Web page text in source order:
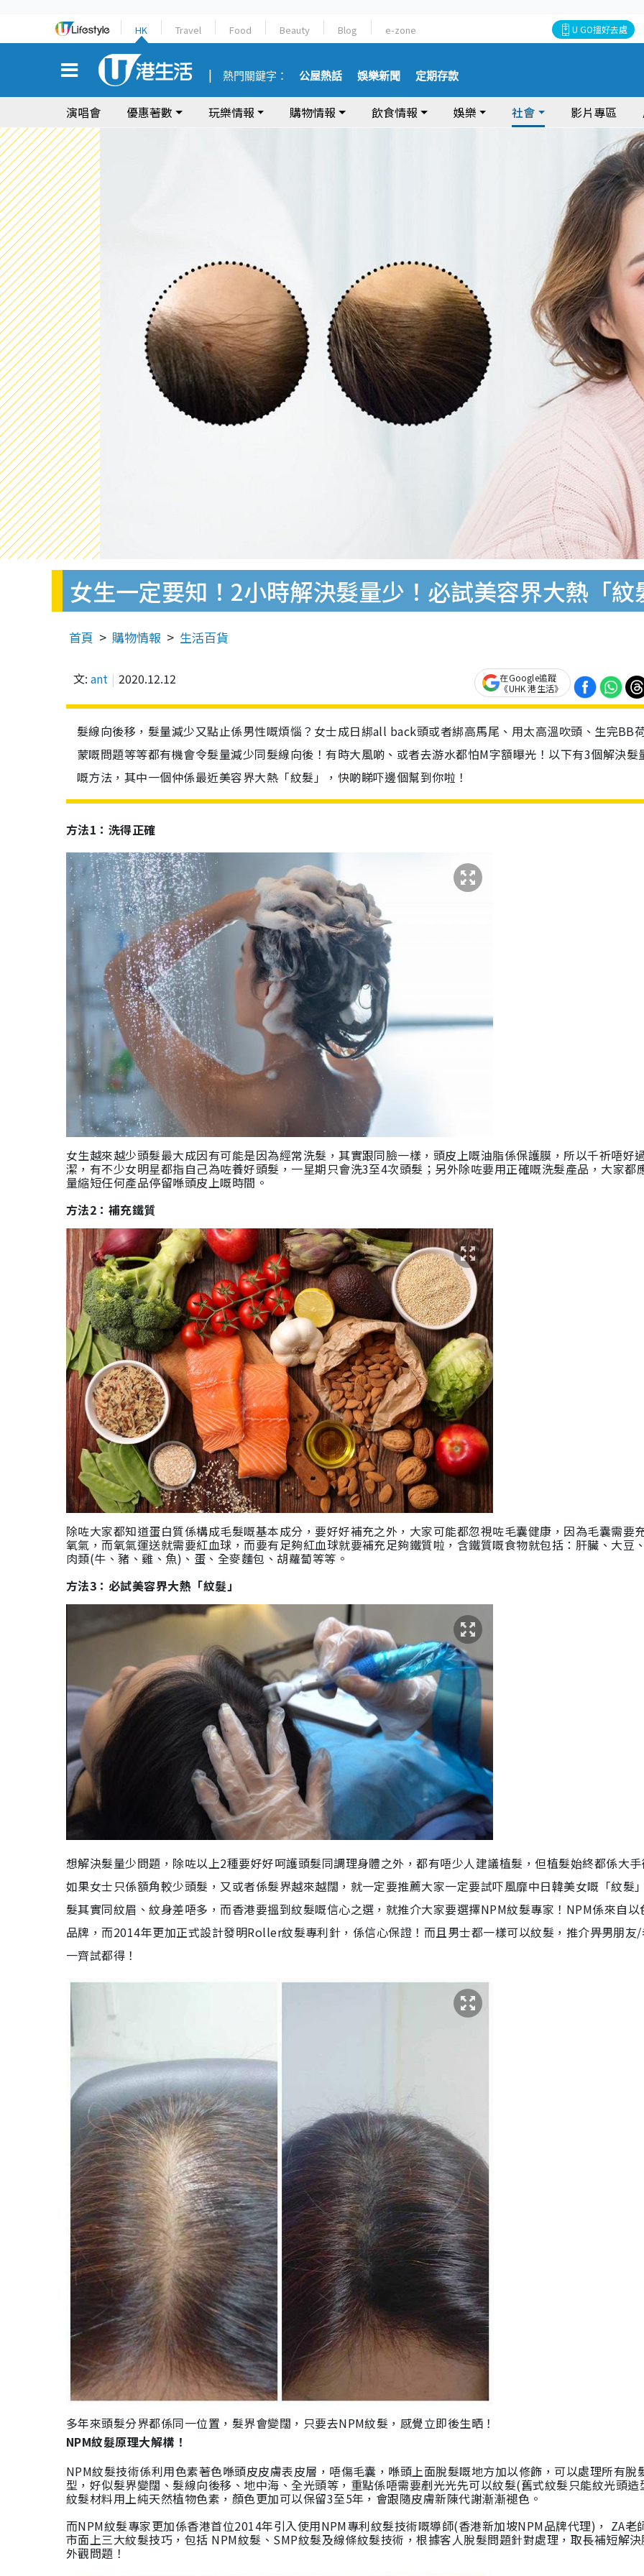
HK Travel Food Beauty Blog e-zone U GO搵好去處
熱門關鍵字： 公屋熱話 娛樂新聞 定期存款
演唱會 優惠著數 玩樂情報 購物情報 飲食情報 娛樂 社會 影片專區
女生一定要知！2小時解決髮量少！必試美容界大熱「紋
首頁 購物情報 生活百貨
文: ant 2020.12.12
在Google追蹤
《UHK 港生活》
髮線向後移，髮量減少又點止係男性嘅煩惱？女士成日綁all back頭或者綁高馬尾、用太高溫吹頭、生完BB
蒙嘅問題等等都有機會令髮量減少同髮線向後！有時大風啲、或者去游水都怕M字額曝光！以下有3個解決髮
嘅方法，其中一個仲係最近美容界大熱「紋髮」，快啲睇吓邊個幫到你啦！
方法1：洗得正確
女生越來越少頭髮最大成因有可能是因為經常洗髮，其實跟同臉一樣，頭皮上嘅油脂係保護膜，所以千祈唔好
潔，有不少女明星都指自己為咗養好頭髮，一星期只會洗3至4次頭髮；另外除咗要用正確嘅洗髮產品，大家都
量縮短任何產品停留喺頭皮上嘅時間。
方法2：補充鐵質
除咗大家都知道蛋白質係構成毛髮嘅基本成分，要好好補充之外，大家可能都忽視咗毛囊健康，因為毛囊需要
氧氣，而氧氣運送就需要紅血球，而要有足夠紅血球就要補充足夠鐵質啦，含鐵質嘅食物就包括：肝臟、大豆
肉類(牛、豬、雞、魚)、蛋、全麥麵包、胡蘿蔔等等。
方法3：必試美容界大熱「紋髮」
想解決髮量少問題，除咗以上2種要好好呵護頭髮同調理身體之外，都有唔少人建議植髮，但植髮始終都係大
如果女士只係額角較少頭髮，又或者係髮界越來越闊，就一定要推薦大家一定要試吓風靡中日韓美女嘅「紋髮
髮其實同紋眉、紋身差唔多，而香港要搵到紋髮嘅信心之選，就推介大家要選擇NPM紋髮專家！NPM係來自以
品牌，而2014年更加正式設計發明Roller紋髮專利針，係信心保證！而且男士都一樣可以紋髮，推介畀男朋友
一齊試都得！
多年來頭髮分界都係同一位置，髮界會變闊，只要去NPM紋髮，感覺立即後生晒！
NPM紋髮原理大解構！
NPM紋髮技術係利用色素著色喺頭皮皮膚表皮層，唔傷毛囊，喺頭上面脫髮嘅地方加以修飾，可以處理所有脫
型 ， 好似髮界變闊、髮線向後移、地中海、全光頭等，重點係唔需要剷光光先可以紋髮(舊式紋髮只能紋光頭造
紋髮材料用上純天然植物色素，顏色更加可以保留3至5年，會跟隨皮膚新陳代謝漸漸褪色。
而NPM紋髮專家更加係香港首位2014年引入使用NPM專利紋髮技術嘅導師(香港新加坡NPM品牌代理)， ZA老
市面上三大紋髮技巧，包括 NPM紋髮、SMP紋髮及線條紋髮技術，根據客人脫髮問題針對處理，取長補短解
外觀問題！